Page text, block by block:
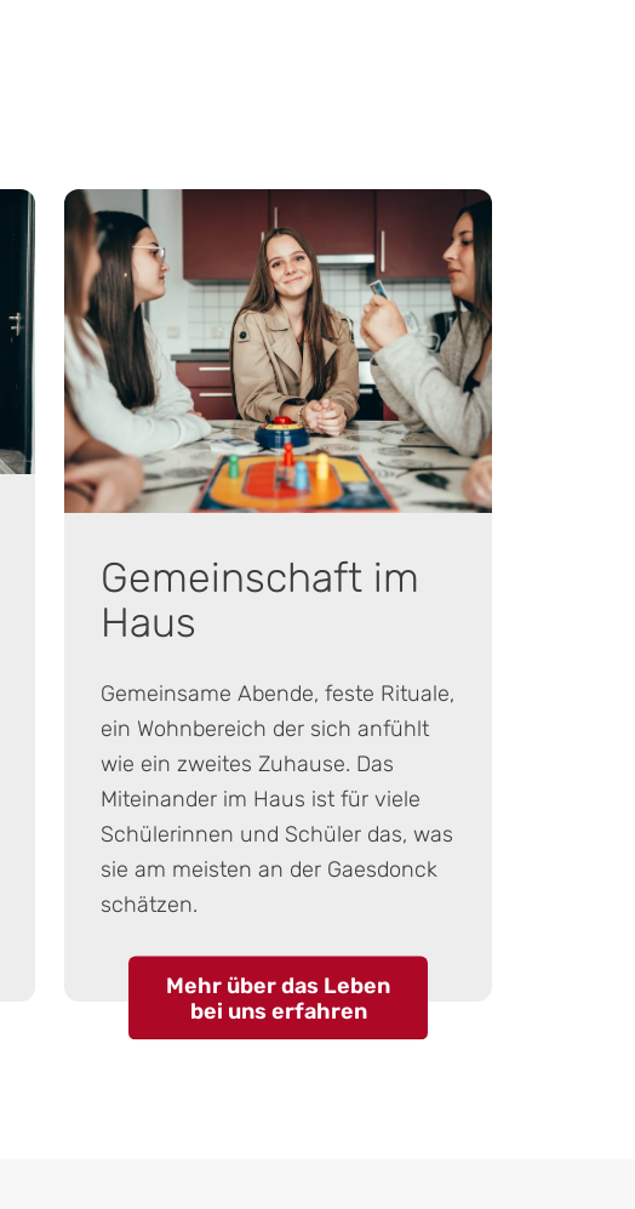
Gemeinschaft im
Haus
Gemeinsame Abende, feste Rituale,
ein Wohnbereich der sich anfühlt
wie ein zweites Zuhause. Das
Miteinander im Haus ist für viele
Schülerinnen und Schüler das, was
sie am meisten an der Gaesdonck
schätzen.
Mehr über das Leben
bei uns erfahren